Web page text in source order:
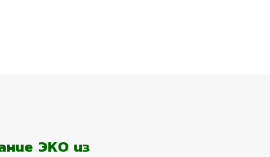
ЭКО из